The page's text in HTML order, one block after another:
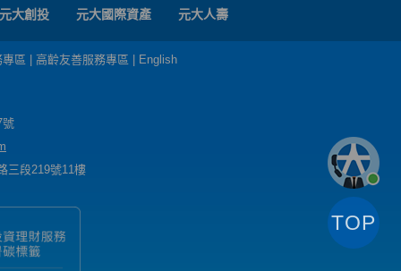
元大創投 元大國際資產 元大人壽
區 高齡友善服務專區 English
號
三段219號11樓
TOP